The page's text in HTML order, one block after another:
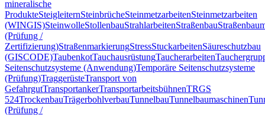
mineralische
ProdukteSteigleiternSteinbrücheSteinmetzarbeitenSteinmetzarbeiten
(WINGIS)SteinwolleStollenbauStrahlarbeitenStraßenbau
(Prüfung /
Zertifizierung)StraßenmarkierungStressStuckarbeitenSäureschutzbau
(GISCODE)TaubenkotTauchausrüstungTaucherarbeiten
Seitenschutzsysteme (Anwendung)Temporäre Seitenschutzsysteme
(Prüfung)TraggerüsteTransport von
GefahrgutTransportankerTransportarbeitsbühnenTRGS
524TrockenbauTrägerbohlverbauTunnelbauTunnelbaumaschinen
(Prüfung /